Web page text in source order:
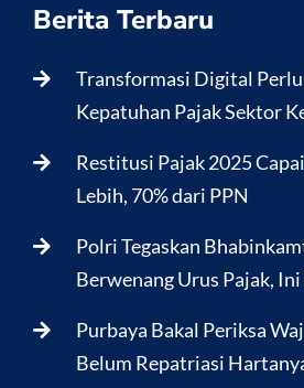
Berita Terbaru
Transformasi Digital
Kepatuhan Pajak Sektor
Restitusi Pajak 2025
Lebih, 70% dari PPN
Polri Tegaskan
Berwenang Urus Pajak,
Purbaya Bakal Periksa
Belum Repatriasi